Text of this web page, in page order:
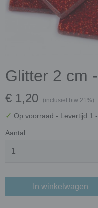
Glitter 2 cm
€ 1,20 (inclusief btw 21%)
✓ Op voorraad - Levertijd 1
Aantal
In winkelwagen